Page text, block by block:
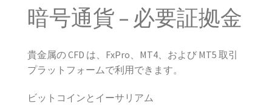
暗号通貨 – 必要証拠金
貴金属の CFD は、FxPro、MT4、および MT5 取引
プラットフォームで利用できます。
ビットコインとイーサリアム